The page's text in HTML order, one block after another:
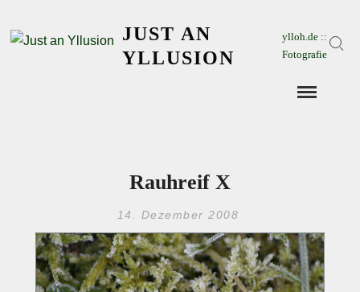
JUST AN
YLLUSION
ylloh.de ::
Fotografie
Rauhreif X
14. Dezember 2008